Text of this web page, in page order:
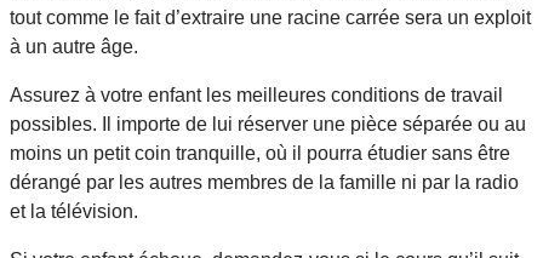
tout comme le fait d’extraire une racine carrée sera un exploit
à un autre âge.
Assurez à votre enfant les meilleures conditions de travail
possibles. Il importe de lui réserver une pièce séparée ou au
moins un petit coin tranquille, où il pourra étudier sans être
dérangé par les autres membres de la famille ni par la radio
et la télévision.